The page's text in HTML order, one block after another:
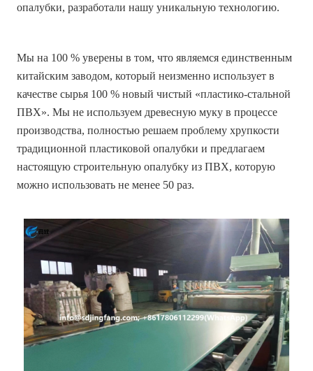
опалубки, разработали нашу уникальную технологию.
Мы на 100 % уверены в том, что являемся единственным
китайским заводом, который неизменно использует в
качестве сырья 100 % новый чистый «пластико-стальной
ПВХ». Мы не используем древесную муку в процессе
производства, полностью решаем проблему хрупкости
традиционной пластиковой опалубки и предлагаем
настоящую строительную опалубку из ПВХ, которую
можно использовать не менее 50 раз.